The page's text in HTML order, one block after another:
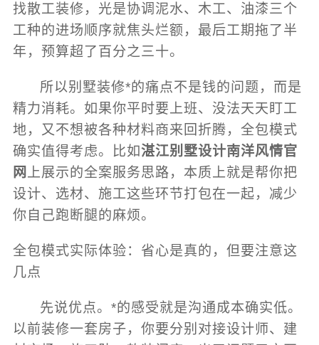
找散工装修，光是协调泥水、木工、油漆三个
工种的进场顺序就焦头烂额，最后工期拖了半
年，预算超了百分之三十。
所以别墅装修*的痛点不是钱的问题，而是
精力消耗。如果你平时要上班、没法天天盯工
地，又不想被各种材料商来回折腾，全包模式
确实值得考虑。比如湛江别墅设计南洋风情官
网
上展示的全案服务思路，本质上就是帮你把
设计、选材、施工这些环节打包在一起，减少
你自己跑断腿的麻烦。
全包模式实际体验：省心是真的，但要注意这
几点
先说优点。*的感受就是沟通成本确实低。
以前装修一套房子，你要分别对接设计师、建